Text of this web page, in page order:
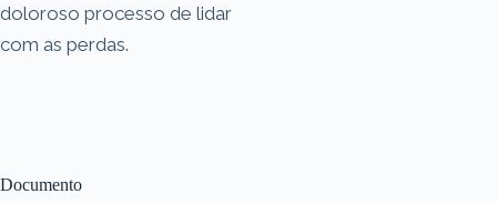
Documento
doloroso processo de lidar
com as perdas.